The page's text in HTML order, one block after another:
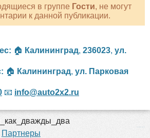
в группе Гости, не могут
к данной публикации.
🏠 Калининград, 236023, ул.
🏠 Калининград, ул. Парковая
📧 info@auto2x2.ru
Партнеры